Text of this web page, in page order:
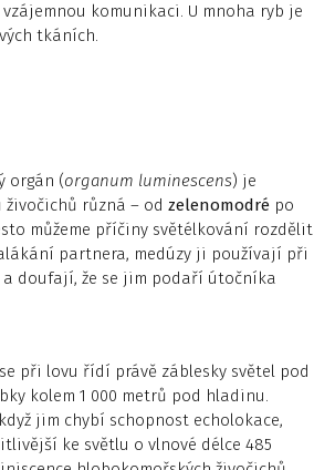
komunikaci. U mnoha ryb je
tkáních.
orgán (organum luminescens) je
různá – od zelenomodré po
můžeme příčiny světélkování rozdělit
partnera, medúzy ji používají při
doufají, že se jim podaří útočníka
se při lovu řídí právě záblesky světel pod
kolem 1 000 metrů pod hladinu.
jim chybí schopnost echolokace,
ke světlu o vlnové délce 485